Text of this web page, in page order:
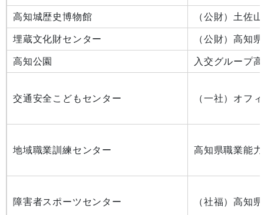
高知城歴史博物館 （公財）土佐
埋蔵文化財センター （公財）高知
高知公園 入交グループ
交通安全こどもセンター （一社）オフ
地域職業訓練センター 高知県職業能
障害者スポーツセンター （社福）高知